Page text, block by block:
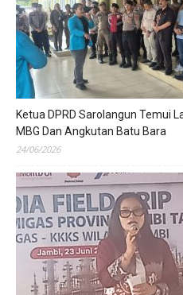
Ketua DPRD Sarolangun Temui
MBG Dan Angkutan Batu Bara
24/06/2026